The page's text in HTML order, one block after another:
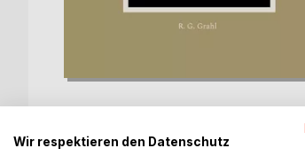
Wir respektieren den Datenschutz